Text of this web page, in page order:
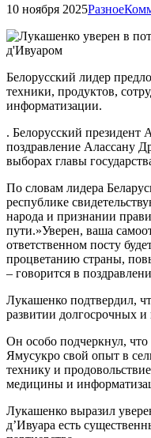
10 ноября 2025Разное
Белорусский лидер
техники, продуктов,
информатизации.
. Белорусский президент
поздравление Алассану
выборах главы
По словам лидера
республике
народа и признании
пути.»Уверен, ваша
ответственном посту
процветанию страны,
– говорится в
Лукашенко подтвердил,
развитии долгосрочных
Он особо подчеркнул,
Ямусукро свой опыт в
технику и
медицины и
Лукашенко выразил
д’Ивуара есть